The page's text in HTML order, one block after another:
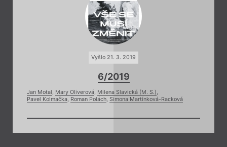
Vyšlo 21. 3. 2019
6/2019
Jan Motal , Mary Oliverová, Milena Slavická (M. S.),
Pavel Kolmačka, Roman Polách, Simona Martínková-Racková